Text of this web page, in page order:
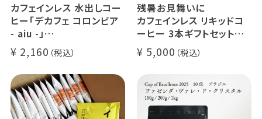
カフェインレス 水出しコー
ヒー「デカフェ コロンビア
- aiu -」
24g×6個（約12杯分）
マウンテンウォータープロ
セス カフェインレスコーヒ
ー豆100%使用 メール便
でお届け
2,160
残暑お見舞いに
カフェインレス リキッドコ
ーヒー 3本ギフトセット
クラッシュド デカフェ ゼリ
ー 1本
デカフェ オレベース【無
糖】1本
デカフェ アイスコーヒー 1
5,000